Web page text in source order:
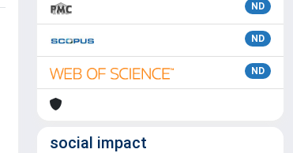
ND
ND
ND
social impact